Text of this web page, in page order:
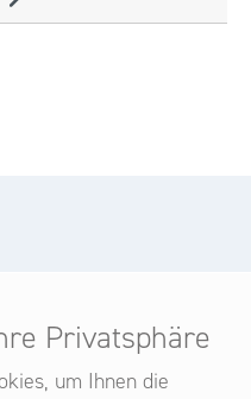
Privatsphäre
um Ihnen die